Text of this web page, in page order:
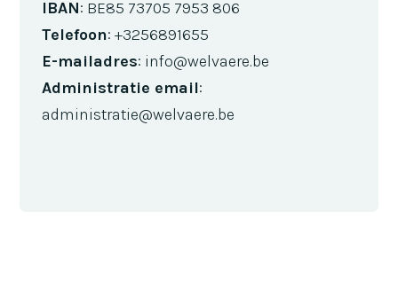
IBAN: BE85 73705 7953 806
Telefoon: +3256891655
E-mailadres: info@welvaere.be
Administratie email:
administratie@welvaere.be